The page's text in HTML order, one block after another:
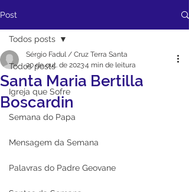
Post
Todos posts
Igreja que Sofre
Semana do Papa
Mensagem da Semana
Palavras do Padre Geovane
Todos posts
Santa Maria Bertilla
Boscardin
Sérgio Fadul / Cruz Terra Santa
20 de out. de 20234 min de leitura